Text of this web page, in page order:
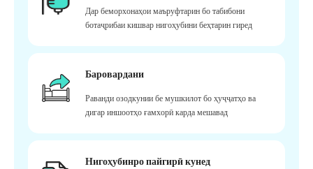
Дар беморхонаҳои маъруфтарин бо табибони
ботаҷрибаи кишвар нигоҳубини беҳтарин гиред
Баровардани
Раванди озодкунии бе мушкилот бо ҳуҷҷатҳо ва
дигар иншоотҳо ғамхорӣ карда мешавад
Нигоҳубинро пайгирӣ кунед